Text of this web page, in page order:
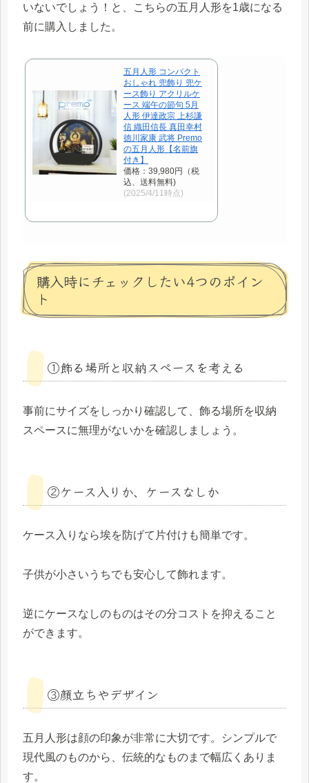
いないでしょう！と、こちらの五月人形を1歳になる
前に購入しました。
五月人形 コンパクト
おしゃれ 兜飾り 兜ケ
ース飾り アクリルケ
ース 端午の節句 5月
人形 伊達政宗 上杉謙
信 織田信長 真田幸村
徳川家康 武将 Premo
の五月人形【名前旗
付き】
価格：39,980円（税
込、送料無料)
(2025/4/11時点)
購入時にチェックしたい4つのポイン
ト
①飾る場所と収納スペースを考える
事前にサイズをしっかり確認して、飾る場所を収納
スペースに無理がないかを確認しましょう。
②ケース入りか、ケースなしか
ケース入りなら埃を防げて片付けも簡単です。
子供が小さいうちでも安心して飾れます。
逆にケースなしのものはその分コストを抑えること
ができます。
③顔立ちやデザイン
五月人形は顔の印象が非常に大切です。シンプルで
現代風のものから、伝統的なものまで幅広くありま
す。